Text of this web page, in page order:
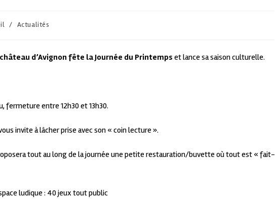
/ Actualités
d’Avignon fête la Journée du Printemps et lance sa saison culturelle.
fermeture entre 12h30 et 13h30.
invite à lâcher prise avec son « coin lecture ».
tout au long de la journée une petite restauration/buvette où tout est « fait-
ludique : 40 jeux tout public